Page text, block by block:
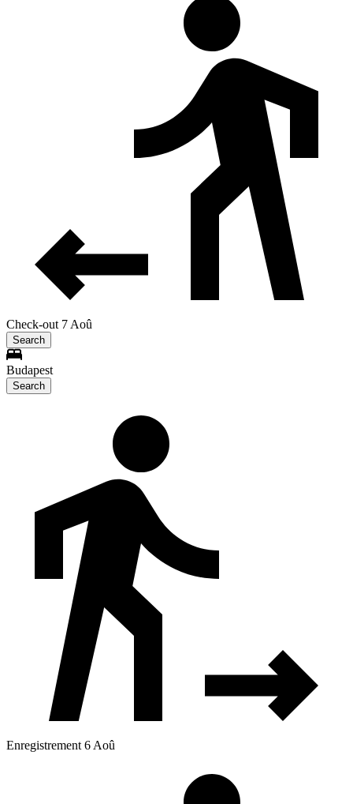
Check-out 7 Aoû
Search
Budapest
Search
Enregistrement 6 Aoû